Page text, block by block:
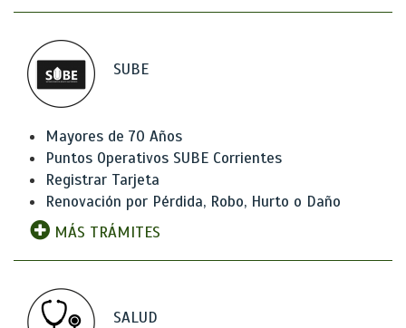
SUBE
Mayores de 70 Años
Puntos Operativos SUBE Corrientes
Registrar Tarjeta
Renovación por Pérdida, Robo, Hurto o Daño
MÁS TRÁMITES
SALUD